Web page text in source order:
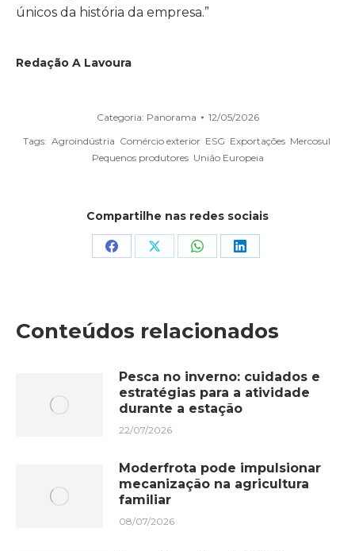
únicos da história da empresa.”
Redação A Lavoura
Categoria: Panorama
12/05/2026
Tags: Agroindústria Comércio exterior ESG Exportações Mercosul
Pequenos produtores União Europeia
Compartilhe nas redes sociais
Share Share Share Share
Conteúdos relacionados
Pesca no inverno: cuidados e
estratégias para a atividade
durante a estação
22/07/2026
Moderfrota pode impulsionar
mecanização na agricultura
familiar
08/07/2026